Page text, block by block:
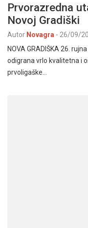
Prvorazredna
Novoj Gradiški
Autor Novagra - 26/09/
NOVA GRADIŠKA 26.
odigrana vrlo kvalitetna i
prvoligaške…